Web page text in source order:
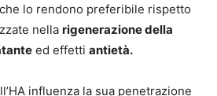
che lo rendono preferibile rispetto
nella rigenerazione della
ed effetti antietà.
influenza la sua penetrazione